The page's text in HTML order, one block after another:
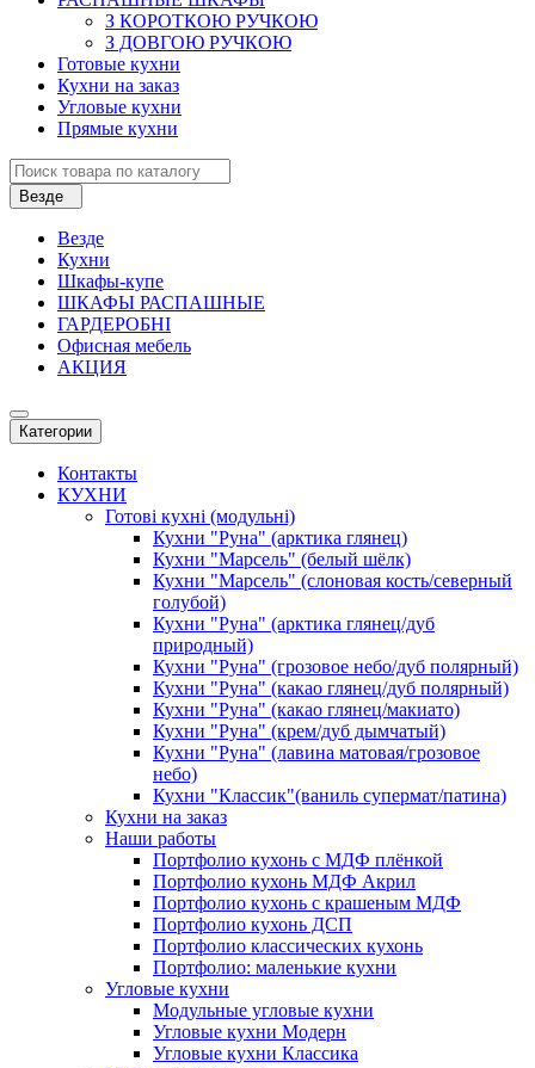
З КОРОТКОЮ РУЧКОЮ
З ДОВГОЮ РУЧКОЮ
Готовые кухни
Кухни на заказ
Угловые кухни
Прямые кухни
Везде
Везде
Кухни
Шкафы-купе
ШКАФЫ РАСПАШНЫЕ
ГАРДЕРОБНІ
Офисная мебель
АКЦИЯ
Категории
Контакты
КУХНИ
Готові кухні (модульні)
Кухни "Руна" (арктика глянец)
Кухни "Марсель" (белый шёлк)
Кухни "Марсель" (слоновая кость/северный
голубой)
Кухни "Руна" (арктика глянец/дуб
природный)
Кухни "Руна" (грозовое небо/дуб полярный)
Кухни "Руна" (какао глянец/дуб полярный)
Кухни "Руна" (какао глянец/макиато)
Кухни "Руна" (крем/дуб дымчатый)
Кухни "Руна" (лавина матовая/грозовое
небо)
Кухни "Классик"(ваниль супермат/патина)
Кухни на заказ
Наши работы
Портфолио кухонь с МДФ плёнкой
Портфолио кухонь МДФ Акрил
Портфолио кухонь с крашеным МДФ
Портфолио кухонь ДСП
Портфолио классических кухонь
Портфолио: маленькие кухни
Угловые кухни
Модульные угловые кухни
Угловые кухни Модерн
Угловые кухни Классика